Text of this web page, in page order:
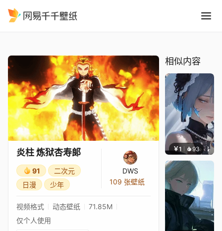
炎柱 炼狱杏寿郞
91
二次元
日漫
少年
DWS
109 张壁纸
视频格式 动态壁纸
71.85M
仅个人使用
相似内容
￥1 93 辰东